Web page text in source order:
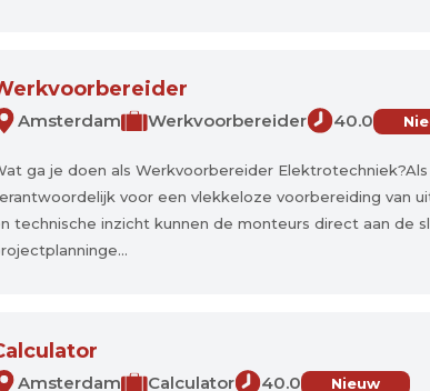
Amsterdam Werkvoorbereider 40.0
ga je doen als Werkvoorbereider
voor een vlekkeloze voorbereiding van
technische inzicht kunnen de monteurs direct aan de
Amsterdam Calculator 40.0 Nieuw